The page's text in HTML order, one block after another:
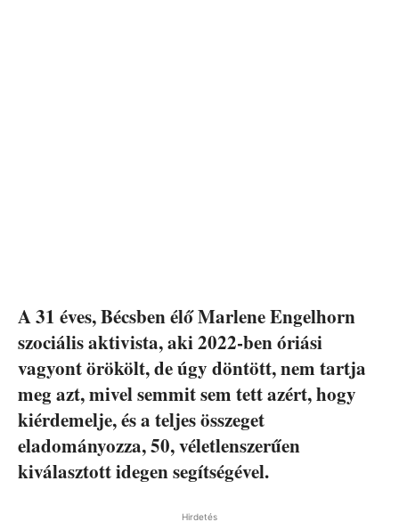
A 31 éves, Bécsben élő Marlene Engelhorn
szociális aktivista, aki 2022-ben óriási
vagyont örökölt, de úgy döntött, nem tartja
meg azt, mivel semmit sem tett azért, hogy
kiérdemelje, és a teljes összeget
eladományozza, 50, véletlenszerűen
kiválasztott idegen segítségével.
Hirdetés